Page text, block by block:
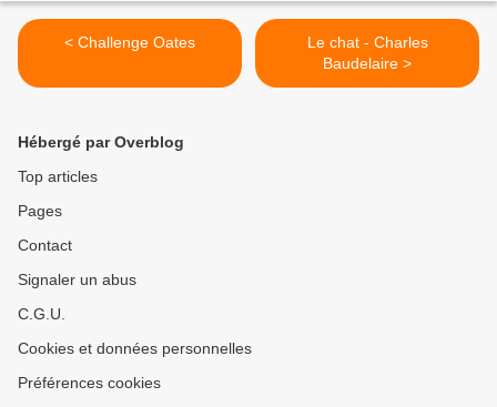
< Challenge Oates
Le chat - Charles
Baudelaire >
Hébergé par Overblog
Top articles
Pages
Contact
Signaler un abus
C.G.U.
Cookies et données personnelles
Préférences cookies